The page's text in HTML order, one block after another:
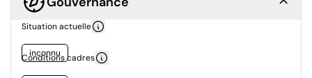
Situation actuelle
inconnu
Conditions cadres